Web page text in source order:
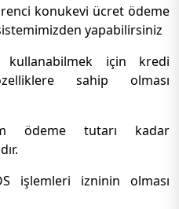
konukevi ücret ödeme
yapabilirsiniz
için kredi
sahip olması
ödeme tutarı kadar
işlemleri izninin olması